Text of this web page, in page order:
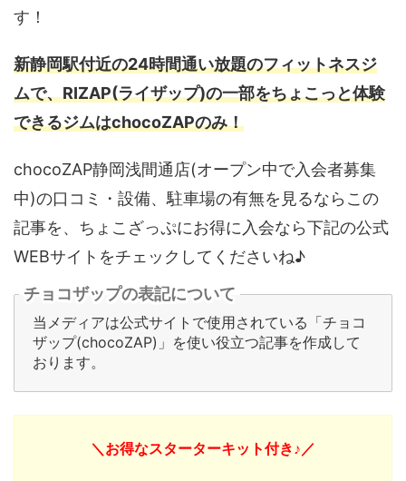
す！
新静岡駅付近の24時間通い放題のフィットネスジ
ムで、RIZAP(ライザップ)の一部をちょこっと体験
できるジムはchocoZAPのみ！
chocoZAP静岡浅間通店(オープン中で入会者募集
中)の口コミ・設備、駐車場の有無を見るならこの
記事を、ちょこざっぷにお得に入会なら下記の公式
WEBサイトをチェックしてくださいね♪
チョコザップの表記について
当メディアは公式サイトで使用されている「チョコ
ザップ(chocoZAP)」を使い役立つ記事を作成して
おります。
＼お得なスターターキット付き♪／